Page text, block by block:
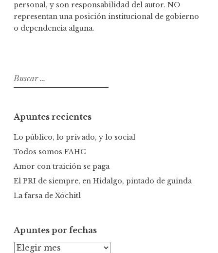
personal, y son responsabilidad del autor. NO
representan una posición institucional de gobierno
o dependencia alguna.
B
u
a
r
Apuntes recientes
Lo público, lo privado, y lo social
Todos somos FAHC
Amor con traición se paga
El PRI de siempre, en Hidalgo, pintado de guinda
La farsa de Xóchitl
Apuntes por fechas
A